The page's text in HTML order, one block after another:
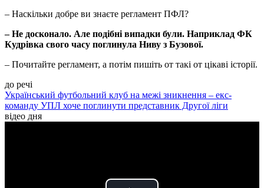
– Наскільки добре ви знаєте регламент ПФЛ?
– Не досконало. Але подібні випадки були. Наприклад ФК
Кудрівка свого часу поглинула Ниву з Бузової.
– Почитайте регламент, а потім пишіть от такі от цікаві історії.
до речі
Український футбольний клуб на межі зникнення – екс-
команду УПЛ хоче поглинути представник Другої ліги
відео дня